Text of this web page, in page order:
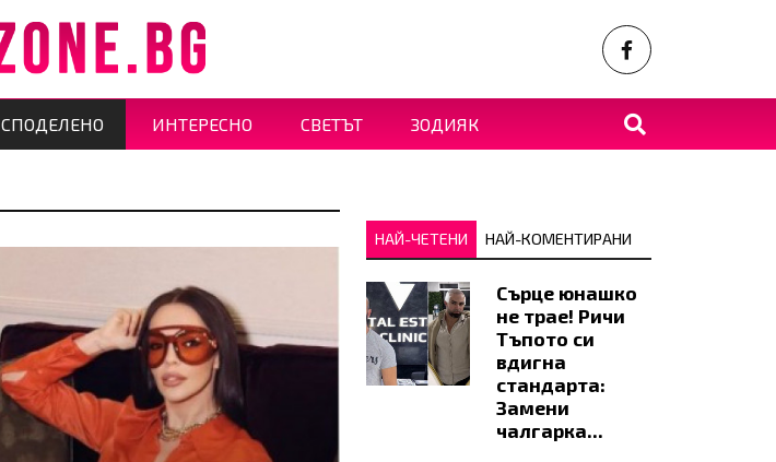
СПОДЕЛЕНО ИНТЕРЕСНО СВЕТЪТ ЗОДИЯК
НАЙ-ЧЕТЕНИ НАЙ-КОМЕНТИРАНИ
Сърце юнашко
не трае! Ричи
Тъпото си
вдигна
стандарта:
Замени
чалгарка...